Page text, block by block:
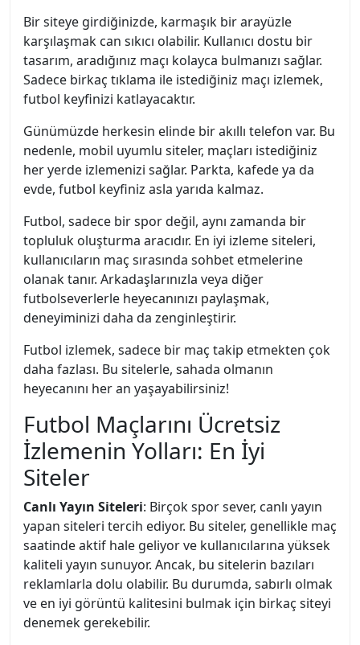
Bir siteye girdiğinizde, karmaşık bir arayüzle
karşılaşmak can sıkıcı olabilir. Kullanıcı dostu bir
tasarım, aradığınız maçı kolayca bulmanızı sağlar.
Sadece birkaç tıklama ile istediğiniz maçı izlemek,
futbol keyfinizi katlayacaktır.
Günümüzde herkesin elinde bir akıllı telefon var. Bu
nedenle, mobil uyumlu siteler, maçları istediğiniz
her yerde izlemenizi sağlar. Parkta, kafede ya da
evde, futbol keyfiniz asla yarıda kalmaz.
Futbol, sadece bir spor değil, aynı zamanda bir
topluluk oluşturma aracıdır. En iyi izleme siteleri,
kullanıcıların maç sırasında sohbet etmelerine
olanak tanır. Arkadaşlarınızla veya diğer
futbolseverlerle heyecanınızı paylaşmak,
deneyiminizi daha da zenginleştirir.
Futbol izlemek, sadece bir maç takip etmekten çok
daha fazlası. Bu sitelerle, sahada olmanın
heyecanını her an yaşayabilirsiniz!
Futbol Maçlarını Ücretsiz
İzlemenin Yolları: En İyi
Siteler
Canlı Yayın Siteleri: Birçok spor sever, canlı yayın
yapan siteleri tercih ediyor. Bu siteler, genellikle maç
saatinde aktif hale geliyor ve kullanıcılarına yüksek
kaliteli yayın sunuyor. Ancak, bu sitelerin bazıları
reklamlarla dolu olabilir. Bu durumda, sabırlı olmak
ve en iyi görüntü kalitesini bulmak için birkaç siteyi
denemek gerekebilir.